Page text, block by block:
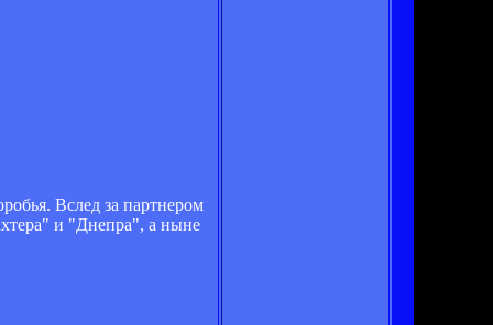
Вслед за партнером
и "Днепра", а ныне